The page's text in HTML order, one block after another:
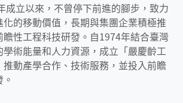
成立以來，不曾停下前進的腳步，致力
的移動價值，長期與集團企業積極推
性工程科技研發。自1974年結合臺灣
術能量和人力資源，成立「嚴慶齡工
動產學合作、技術服務，並投入前瞻